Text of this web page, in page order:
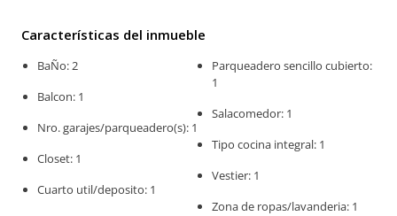
Características del inmueble
BaÑo: 2
Balcon: 1
Nro. garajes/parqueadero(s): 1
Closet: 1
Cuarto util/deposito: 1
Parqueadero sencillo cubierto:
1
Salacomedor: 1
Tipo cocina integral: 1
Vestier: 1
Zona de ropas/lavanderia: 1